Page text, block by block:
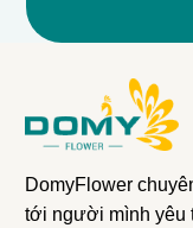
DomyFlower
tới người mình yêu